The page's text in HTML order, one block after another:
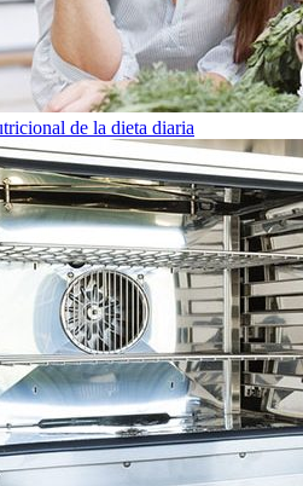
de la dieta diaria